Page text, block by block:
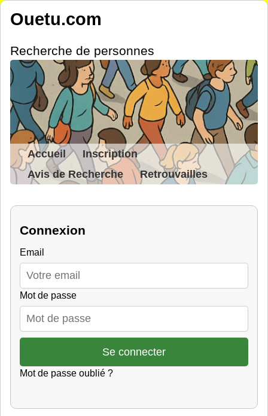
Ouetu.com
Recherche de personnes
Accueil
Inscription
Avis de Recherche
Retrouvailles
Connexion
Email
Mot de passe
Mot de passe oublié ?